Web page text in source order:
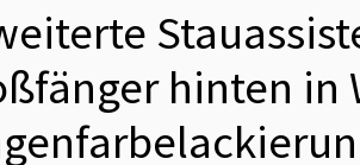
hinten in